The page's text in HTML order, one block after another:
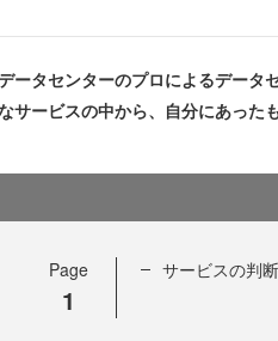
ータセンターのプロによるデータ
サービスの中から、自分にあった
Page
1
サービスの判